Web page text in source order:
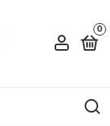
0